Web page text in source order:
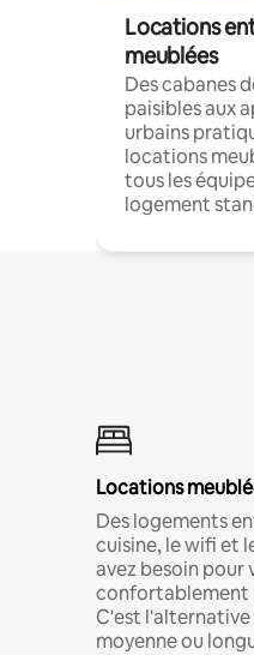
Locations
meublées
Des cabanes
paisibles aux
urbains
locations
tous les
logement
Locations
Des logements
cuisine, le wifi et
avez besoin pour
confortablement
C'est
moyenne ou